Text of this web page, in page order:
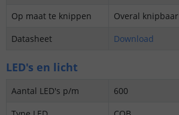
Op maat te knippen
Overal knipbaar
Datasheet
Download
LED's en licht
Aantal LED's p/m
600